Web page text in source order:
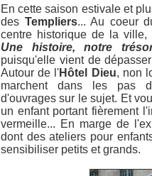
En cette saison estivale et
des Templiers... Au coeur
centre historique de la ville,
Une histoire, notre
puisqu'elle vient de
Autour de l'Hôtel Dieu, non
marchent dans les pas
d'ouvrages sur le sujet. Et
un enfant portant fièrement
vermeille... En marge de
dont des ateliers pour
sensibiliser petits et grands.